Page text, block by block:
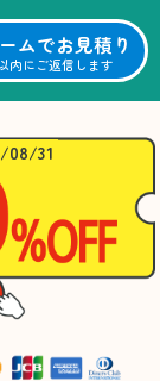
ムでお見積り
内にご返信します
08/31